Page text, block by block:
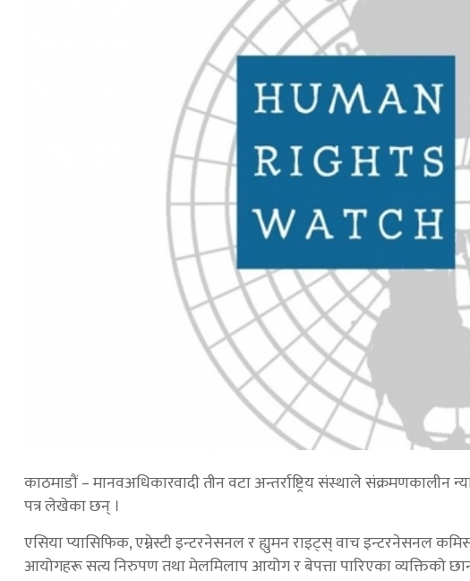
काठमाडौं – मानवअधिकारवादी तीन वटा अन्तर्राष्ट्रिय संस्थाले संक्रमणकालीन
पत्र लेखेका छन् ।
एसिया प्यासिफिक, एम्नेस्टी इन्टरनेसनल र ह्युमन राइट्स् वाच इन्टरनेसनल
आयोगहरू सत्य निरुपण तथा मेलमिलाप आयोग र बेपत्ता पारिएका व्यक्तिको